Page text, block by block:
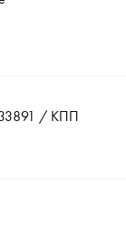
/ КПП